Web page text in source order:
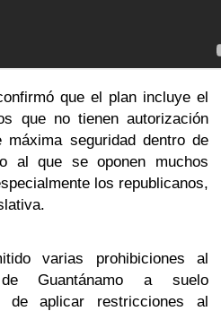
que el plan incluye el
que no tienen autorización
seguridad dentro de
al que se oponen muchos
los republicanos,
varias prohibiciones al
Guantánamo a suelo
de aplicar restricciones al